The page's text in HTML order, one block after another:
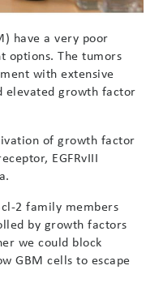
have a very poor
options. The tumors
with extensive
elevated growth factor
of growth factor
EGFRvIII
2 family members
by growth factors
we could block
GBM cells to escape